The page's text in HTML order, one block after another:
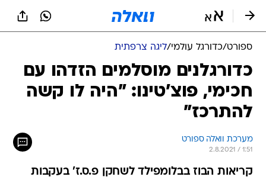
ספורט/כדורגל עולמי/ליגה צרפתית
כדורגלנים מוסלמים הזדהו עם
חכימי, פוצ'טינו: "היה לו קשה
להתרכז"
מערכת וואלה ספורט
2.8.2021 / 1:51
קריאות הבוז בבלומפילד לשחקן פ.ס.ז' בעקבות